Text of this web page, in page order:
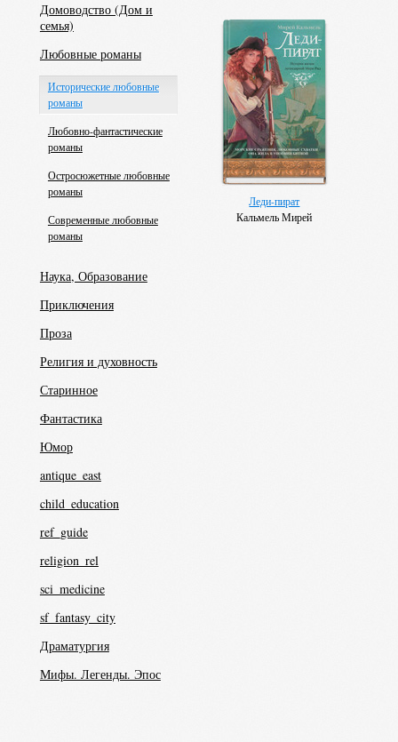
Домоводство (Дом и
семья)
Любовные романы
Исторические любовные
романы
Любовно-фантастические
романы
Остросюжетные любовные
романы
Современные любовные
романы
Наука, Образование
Приключения
Проза
Религия и духовность
Старинное
Фантастика
Юмор
antique_east
child_education
ref_guide
religion_rel
sci_medicine
sf_fantasy_city
Драматургия
Мифы. Легенды. Эпос
Леди-пират
Кальмель Мирей